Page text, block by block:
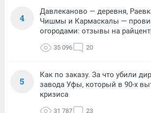
4
Давлеканово — деревня,
Чишмы и Кармаскалы —
огородами: отзывы на
35 096 20
5
Как по заказу. За что убили
завода Уфы, который в 90-х
кризиса
31 787 23